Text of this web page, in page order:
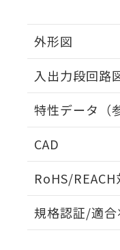
外形図
入出力段回路
特性データ（
CAD
RoHS/
EU RoHS 注意
規格認証/適合